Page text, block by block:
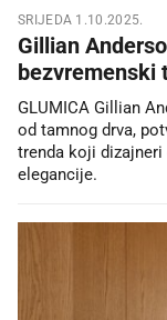
SRIJEDA 1.10.2025.
Gillian
bezvremenski
GLUMICA Gillian
od tamnog drva,
trenda koji
elegancije.